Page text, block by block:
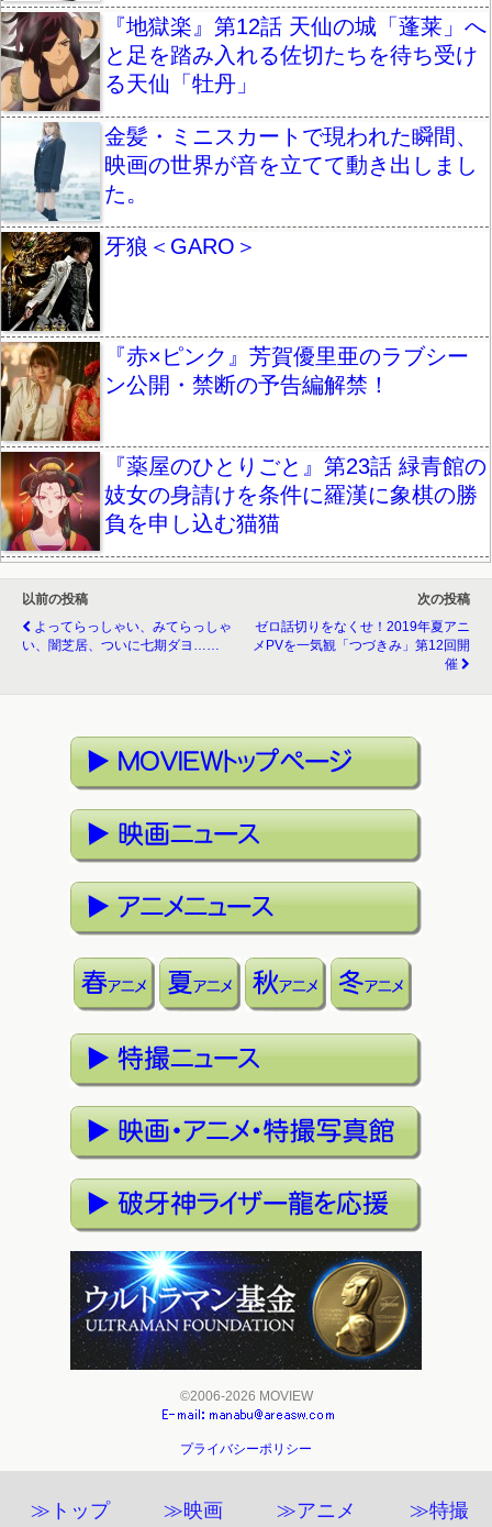
『地獄楽』第12話 天仙の城「蓬莱」へ
と足を踏み入れる佐切たちを待ち受け
る天仙「牡丹」
金髪・ミニスカートで現われた瞬間、
映画の世界が音を立てて動き出しまし
た。
牙狼＜GARO＞
『赤×ピンク』芳賀優里亜のラブシー
ン公開・禁断の予告編解禁！
『薬屋のひとりごと』第23話 緑青館の
妓女の身請けを条件に羅漢に象棋の勝
負を申し込む猫猫
以前の投稿
よってらっしゃい、みてらっしゃ
い、闇芝居、ついに七期ダヨ……
次の投稿
ゼロ話切りをなくせ！2019年夏アニ
メPVを一気観「つづきみ」第12回開
催
©2006-2026 MOVIEW
プライバシーポリシー
≫トップ ≫映画 ≫アニメ ≫特撮